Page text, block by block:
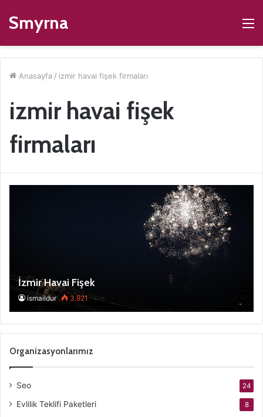
Smyrna
Anasayfa / izmir havai fişek firmaları
izmir havai fişek
firmaları
İzmir Havai Fişek
ismaildur 3.921
Organizasyonlarımız
Seo 24
Evlilik Teklifi Paketleri 8